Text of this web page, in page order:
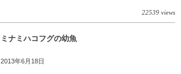
22539 views
ミナミハコフグの幼魚
2013年6月18日